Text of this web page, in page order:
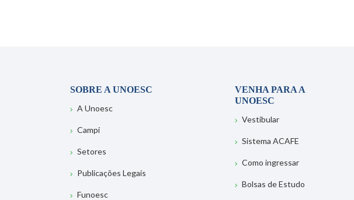
SOBRE A UNOESC
A Unoesc
Campi
Setores
Publicações Legais
Funoesc
VENHA PARA A
UNOESC
Vestibular
Sistema ACAFE
Como ingressar
Bolsas de Estudo